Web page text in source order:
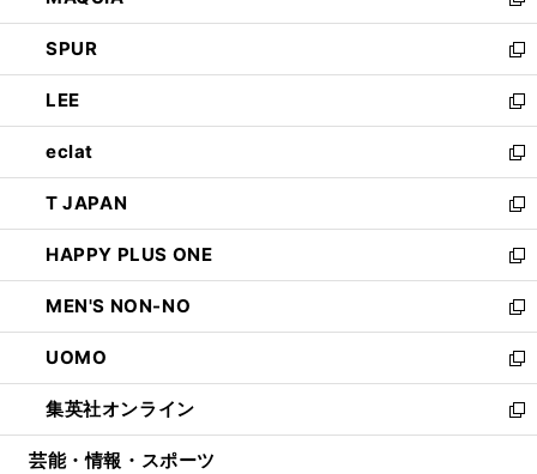
ウ
で
開
く
ン
ド
ウ
で
開
く
ウ
ィ
ン
ド
ウ
で
開
く
し
い
ウ
ィ
ン
ド
ウ
で
開
く
SPUR
新
し
い
ウ
ィ
ン
ド
ウ
で
開
く
LEE
新
し
い
ウ
ィ
ン
ド
ウ
で
開
く
eclat
新
し
い
ウ
ィ
ン
ド
ウ
で
開
く
T JAPAN
新
し
い
ウ
ィ
ン
ド
ウ
で
開
HAPPY PLUS ONE
新
し
い
ウ
ィ
ン
ド
ウ
MEN'S NON-NO
新
し
い
ウ
ィ
ン
UOMO
新
し
い
ウ
集英社オンライン
新
し
芸能・情報・スポーツ